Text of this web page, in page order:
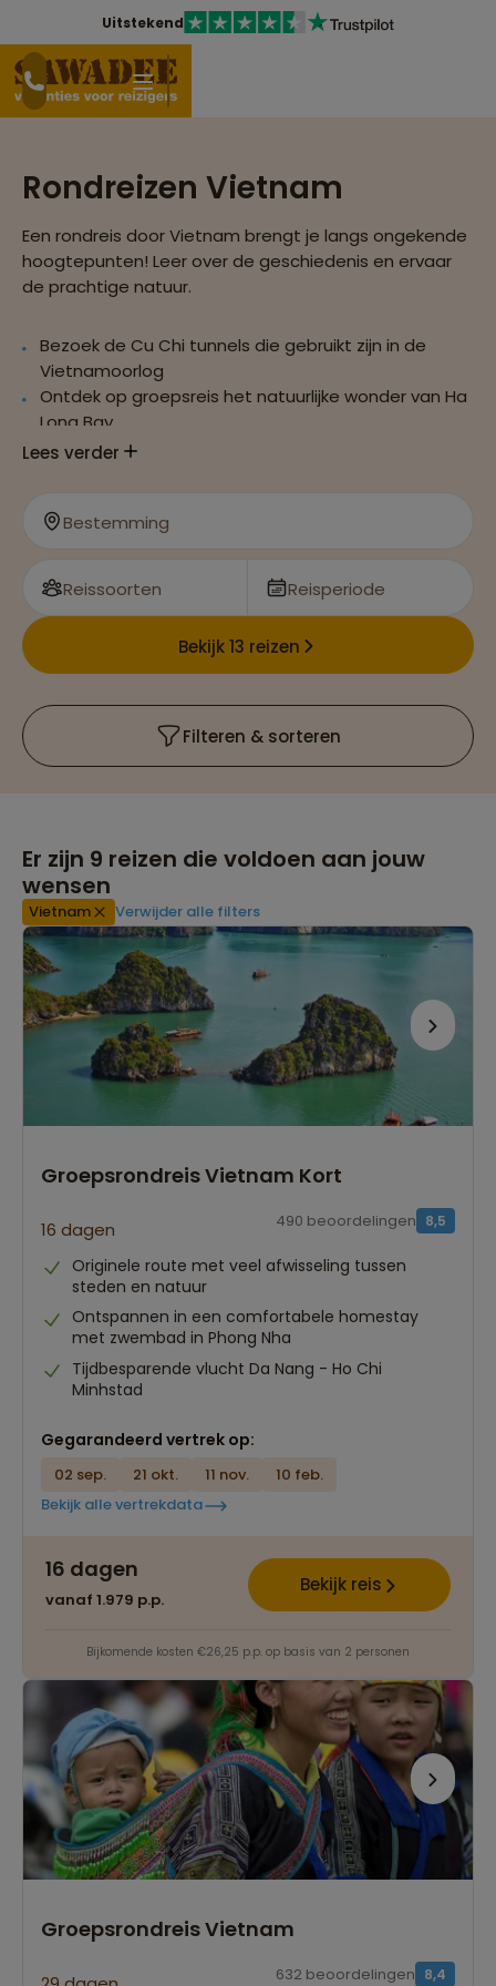
Uitstekend
Rondreizen Vietnam
Een rondreis door Vietnam brengt je langs ongekende
hoogtepunten! Leer over de geschiedenis en ervaar
de prachtige natuur.
Bezoek de Cu Chi tunnels die gebruikt zijn in de
Vietnamoorlog
Ontdek op groepsreis het natuurlijke wonder van Ha
Long Bay
Proef de sfeer op de lokale markten van Ho Chi Minh
Lees verder
Bestemming
Reissoorten Reisperiode
Bekijk 13 reizen
Filteren & sorteren
Er zijn 9 reizen die voldoen aan jouw
wensen
Vietnam Verwijder alle filters
Groepsrondreis Vietnam Kort
16 dagen 8,5
490 beoordelingen
Originele route met veel afwisseling tussen
steden en natuur
Ontspannen in een comfortabele homestay
met zwembad in Phong Nha
Tijdbesparende vlucht Da Nang - Ho Chi
Minhstad
Gegarandeerd vertrek op:
02 sep. 21 okt. 11 nov.
10 feb.
Bekijk alle vertrekdata
16 dagen
vanaf 1.979 p.p.
Bekijk reis
Bijkomende kosten €26,25 p.p. op basis van 2 personen
Groepsrondreis Vietnam
8,4
632 beoordelingen